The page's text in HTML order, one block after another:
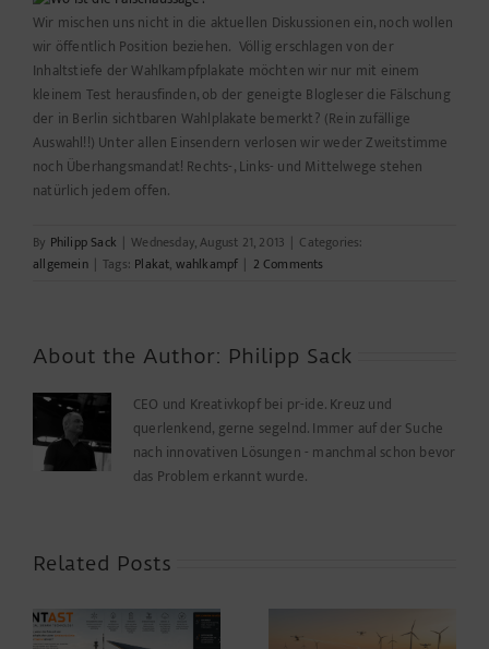
Wir mischen uns nicht in die aktuellen Diskussionen ein, noch wollen
wir öffentlich Position beziehen. Völlig erschlagen von der
Inhaltstiefe der Wahlkampfplakate möchten wir nur mit einem
kleinem Test herausfinden, ob der geneigte Blogleser die Fälschung
der in Berlin sichtbaren Wahlplakate bemerkt? (Rein zufällige
Auswahl!!) Unter allen Einsendern verlosen wir weder Zweitstimme
noch Überhangsmandat! Rechts-, Links- und Mittelwege stehen
natürlich jedem offen.
By Philipp Sack | Wednesday, August 21, 2013 | Categories:
allgemein | Tags: Plakat, wahlkampf | 2 Comments
About the Author: Philipp Sack
CEO und Kreativkopf bei pr-ide. Kreuz und
querlenkend, gerne segelnd. Immer auf der Suche
nach innovativen Lösungen - manchmal schon bevor
das Problem erkannt wurde.
Related Posts